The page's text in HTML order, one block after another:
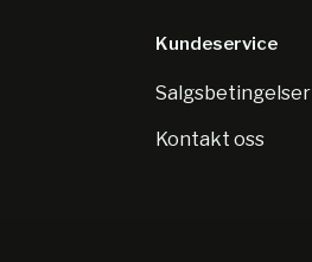
Kundeservice
Salgsbetingelser
Kontakt oss